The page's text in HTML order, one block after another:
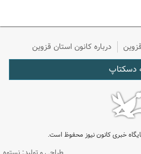
درباره کانون استان قزوین
دسکتاپ
خبری کانون نیوز محفوظ است.